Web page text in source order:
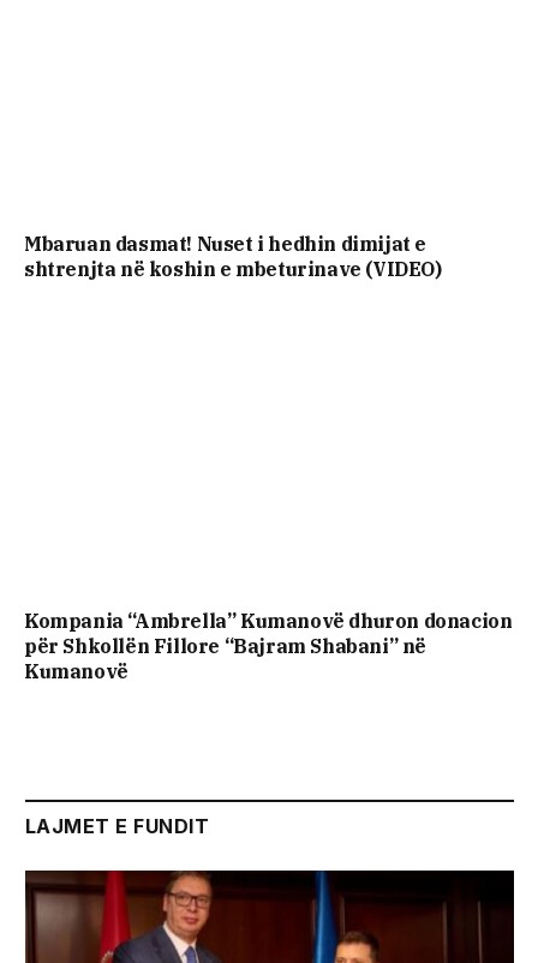
Mbaruan dasmat! Nuset i hedhin dimijat e
shtrenjta në koshin e mbeturinave (VIDEO)
Kompania “Ambrella” Kumanovë dhuron donacion
për Shkollën Fillore “Bajram Shabani” në
Kumanovë
LAJMET E FUNDIT